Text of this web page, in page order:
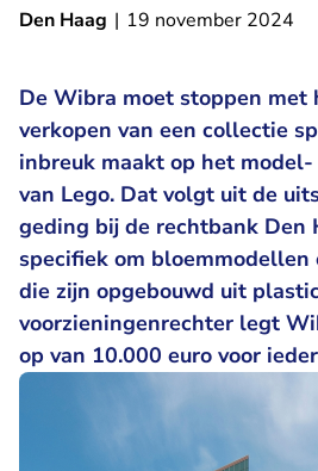
Den Haag | 19 november 2024
De Wibra moet stoppen met
verkopen van een collectie
inbreuk maakt op het
van Lego. Dat volgt uit de
geding bij de rechtbank Den
specifiek om
die zijn opgebouwd uit
voorzieningenrechter legt
op van 10.000 euro voor